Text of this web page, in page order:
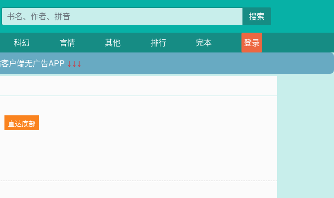
搜索
科幻 言情 其他 排行 完本
登录
户端无广告APP ↓↓↓
直达底部